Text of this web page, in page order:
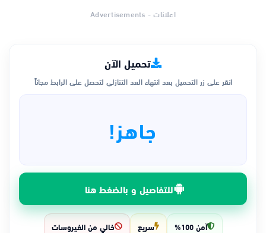
اعلانات - Advertisements
تحميل الآن
انقر على زر التحميل بعد انتهاء العد التنازلي لتحصل على الرابط مجاناً
جاهز!
للتفاصيل و بالضغط هنا
آمن 100% سريع خالي من الفيروسات